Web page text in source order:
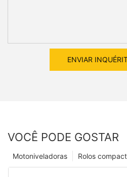
ENVIAR
VOCÊ PODE GOSTAR
Rolos
Motoniveladoras